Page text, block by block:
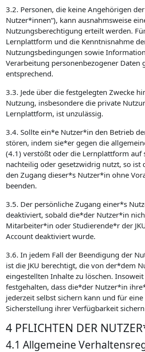
3.2. Personen, die keine Angehörigen der
Nutzer*innen“), kann ausnahmsweise
Nutzungsberechtigung erteilt werden.
Lernplattform und die Kenntnisnahme
Nutzungsbedingungen sowie
Verarbeitung personenbezogener Daten
entsprechend.
3.3. Jede über die festgelegten Zwecke
Nutzung, insbesondere die private
Lernplattform, ist unzulässig.
3.4. Sollte ein*e Nutzer*in den Betrieb
stören, indem sie*er gegen die
(4.1) verstößt oder die Lernplattform auf
nachteilig oder gesetzwidrig nutzt, so ist
den Zugang dieser*s Nutzer*in ohne
beenden.
3.5. Der persönliche Zugang einer*s
deaktiviert, sobald die*der Nutzer*in
Mitarbeiter*in oder Studierende*r der
Account deaktiviert wurde.
3.6. In jedem Fall der Beendigung der
ist die JKU berechtigt, die von der*dem
eingestellten Inhalte zu löschen.
festgehalten, dass die*der Nutzer*in
jederzeit selbst sichern kann und für
Sicherstellung ihrer Verfügbarkeit
4 PFLICHTEN DER
4.1 Allgemeine